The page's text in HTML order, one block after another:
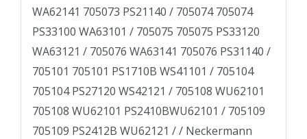
WA62141 705073 PS21140 / 705074 705074
PS33100 WA63101 / 705075 705075 PS33120
WA63121 / 705076 WA63141 705076 PS31140 /
705101 705101 PS1710B WS41101 / 705104
705104 PS27120 WS42121 / 705108 WU62101
705108 WU62101 PS2410BWU62101 / 705109
705109 PS2412B WU62121 / / Neckermann